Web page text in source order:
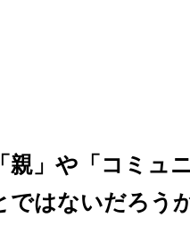
親」や「コミュ
ではないだろう